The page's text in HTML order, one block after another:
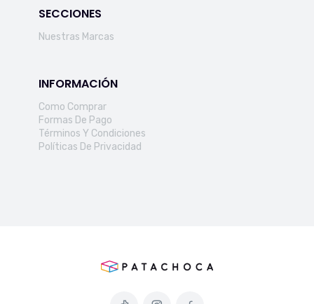
SECCIONES
Nuestras Marcas
INFORMACIÓN
Como Comprar
Formas De Pago
Términos Y Condiciones
Políticas De Privacidad